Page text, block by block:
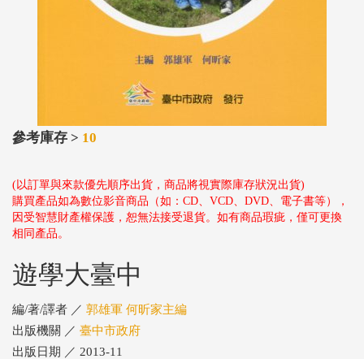
參考庫存 > 10
(以訂單與來款優先順序出貨，商品將視實際庫存狀況出貨)
購買產品如為數位影音商品（如：CD、VCD、DVD、電子書等），
因受智慧財產權保護，恕無法接受退貨。如有商品瑕疵，僅可更換
相同產品。
遊學大臺中
編/著/譯者 ／ 郭雄軍 何昕家主編
出版機關 ／ 臺中市政府
出版日期 ／ 2013-11